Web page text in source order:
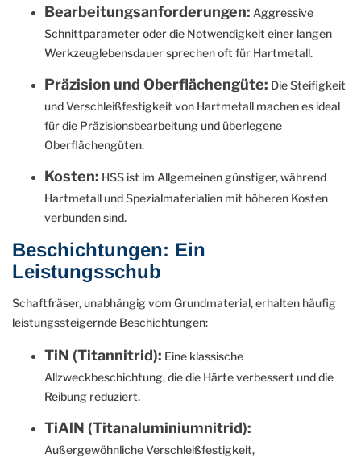
Bearbeitungsanforderungen: Aggressive
Schnittparameter oder die Notwendigkeit einer langen
Werkzeuglebensdauer sprechen oft für Hartmetall.
Präzision und Oberflächengüte: Die Steifigkeit
und Verschleißfestigkeit von Hartmetall machen es ideal
für die Präzisionsbearbeitung und überlegene
Oberflächengüten.
Kosten: HSS ist im Allgemeinen günstiger, während
Hartmetall und Spezialmaterialien mit höheren Kosten
verbunden sind.
Beschichtungen: Ein
Leistungsschub
Schaftfräser, unabhängig vom Grundmaterial, erhalten häufig
leistungssteigernde Beschichtungen:
TiN (Titannitrid): Eine klassische
Allzweckbeschichtung, die die Härte verbessert und die
Reibung reduziert.
TiAlN (Titanaluminiumnitrid):
Außergewöhnliche Verschleißfestigkeit,